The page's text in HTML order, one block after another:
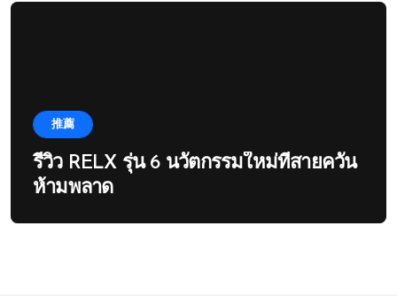
推薦
รีวิว RELX รุ่น 6 นวัตกรรมใหม่ที่สายควัน
ห้ามพลาด